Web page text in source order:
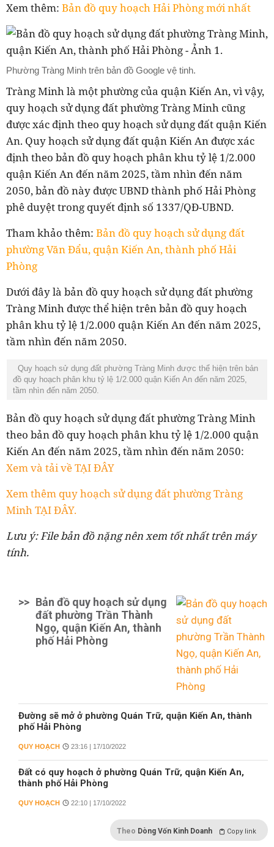
Xem thêm: Bản đồ quy hoạch Hải Phòng mới nhất
Phường Tràng Minh trên bản đồ Google vệ tinh.
Tràng Minh là một phường của quận Kiến An, vì vậy,
quy hoạch sử dụng đất phường Tràng Minh cũng
được xác định theo quy hoạch sử dụng đất quận Kiến
An. Quy hoạch sử dụng đất quận Kiến An được xác
định theo bản đồ quy hoạchphân khu tỷ lệ 1/2.000
quận Kiến An đến năm 2025, tầm nhìn đến năm
2050, bản đồ này được UBND thành phố Hải Phòng
phê duyệt trong quyết định số 1337/QĐ-UBND.
Tham khảo thêm: Bản đồ quy hoạch sử dụng đất
phường Văn Đẩu, quận Kiến An, thành phố Hải
Phòng
Dưới đây là bản đồ quy hoạchsử dụng đất phường
Tràng Minh được thể hiện trên bản đồ quy hoạch
phân khu tỷ lệ 1/2.000 quận Kiến An đến năm 2025,
tầm nhìn đến năm 2050.
Quy hoạch sử dụng đất phường Tràng Minh được thể hiện trên bản
đồ quy hoạch phân khu tỷ lệ 1/2.000 quận Kiến An đến năm 2025,
tầm nhìn đến năm 2050.
Bản đồ quy hoạchsử dụng đất phường Tràng Minh
theo bản đồ quy hoạchphân khu tỷ lệ 1/2.000 quận
Kiến An đến năm 2025, tầm nhìn đến năm 2050:
Xem và tải về TẠI ĐÂY
Xem thêm quy hoạch sử dụng đất phường Tràng
Minh TẠI ĐÂY.
Lưu ý: File bản đồ nặng nên xem tốt nhất trên máy
tính.
>> Bản đồ quy hoạch sử dụng
đất phường Trần Thành
Ngọ, quận Kiến An, thành
phố Hải Phòng
Đường sẽ mở ở phường Quán Trữ, quận Kiến An, thành
phố Hải Phòng
QUY HOẠCH 23:16 | 17/10/2022
Đất có quy hoạch ở phường Quán Trữ, quận Kiến An,
thành phố Hải Phòng
QUY HOẠCH 22:10 | 17/10/2022
Theo Dòng Vốn Kinh Doanh Copy link